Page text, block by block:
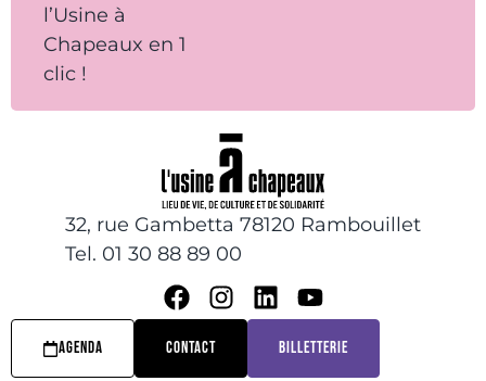
l’Usine à
Chapeaux en 1
clic !
32, rue Gambetta 78120 Rambouillet
Tel. 01 30 88 89 00
AGENDA CONTACT BILLETTERIE